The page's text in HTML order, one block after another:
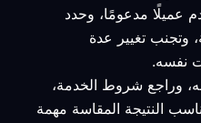
عميلًا مدعومًا، وحدد
وتجنب تغيير عدة
نفسه.
وراجع شروط الخدمة،
النتيجة المقاسة مهمة